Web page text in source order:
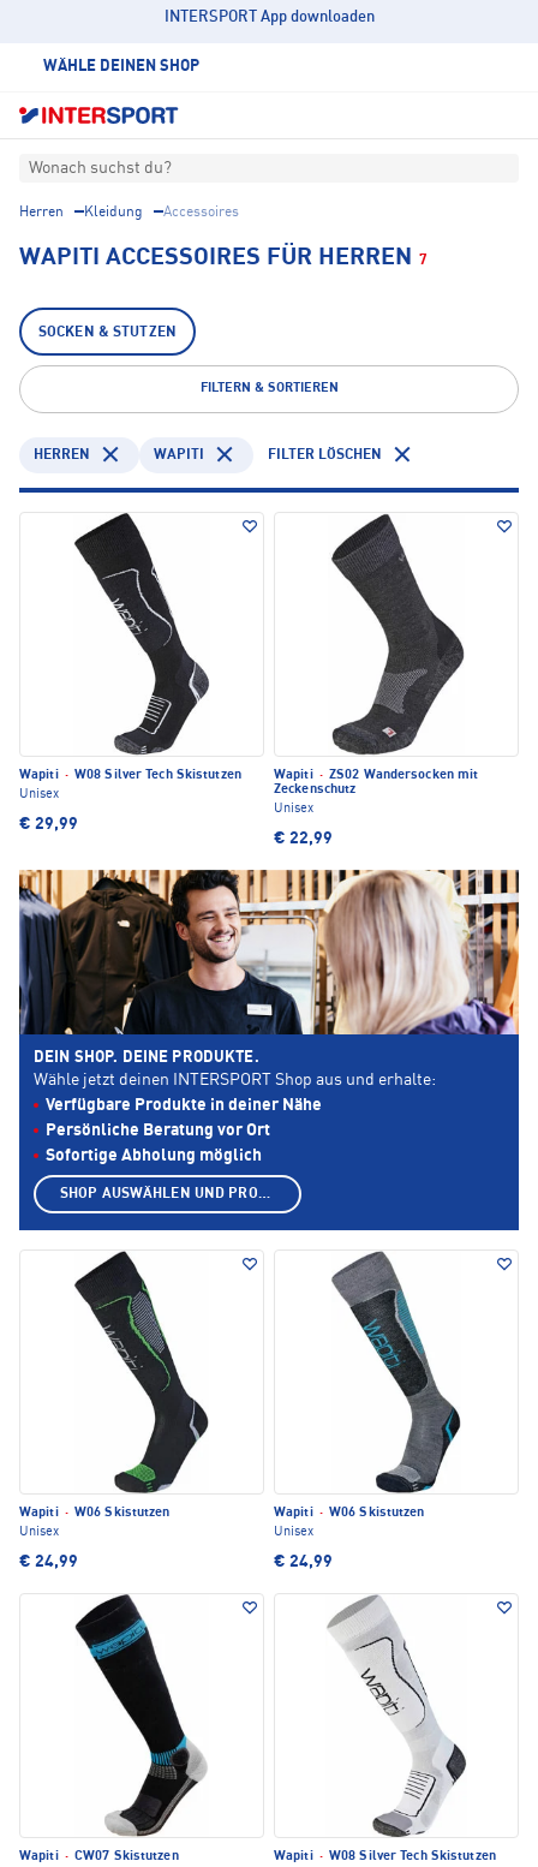
INTERSPORT App downloaden
WÄHLE DEINEN SHOP
Wonach suchst du?
Herren Kleidung Accessoires
WAPITI ACCESSOIRES FÜR HERREN 7
SOCKEN & STUTZEN
FILTERN & SORTIEREN
HERREN WAPITI FILTER LÖSCHEN
Wapiti · W08 Silver Tech Skistutzen
Unisex
€ 29,99
Wapiti · ZS02 Wandersocken mit
Zeckenschutz
Unisex
€ 22,99
Wapiti · W06 Skistutzen
Unisex
€ 24,99
Wapiti · W06 Skistutzen
Unisex
€ 24,99
Wapiti · CW07 Skistutzen
Wapiti · W08 Silver Tech Skistutzen
DEIN SHOP. DEINE PRODUKTE.
Wähle jetzt deinen INTERSPORT Shop aus und erhalte:
Verfügbare Produkte in deiner Nähe
Persönliche Beratung vor Ort
Sofortige Abholung möglich
SHOP AUSWÄHLEN UND PRODUKTE ANZEIGEN